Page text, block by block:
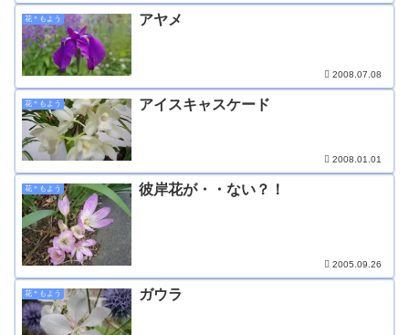
花＊もよう アヤメ
2008.07.08
花＊もよう アイスキャスケード
2008.01.01
花＊もよう 彼岸花が・・ない？！
2005.09.26
花＊もよう ガウラ